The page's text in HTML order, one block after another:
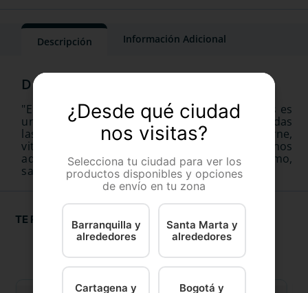
Descripción Información Adicional
"El Sabueso 18 Adulto X 1 K de Solla Mascotas es
una comida húmeda nutritiva e ideal para todas
las razas, con una deliciosa mezcla de carne,
vitaminas y minerales. Una delicia para felinos
adultos que proporciona un bienestar óptimo,
saludable y equilibrado."
TE RECOMENDAMOS
¿Desde qué ciudad
nos visitas?
Selecciona tu ciudad para ver los
productos disponibles y opciones
de envío en tu zona
Barranquilla y
alrededores
Santa Marta y
alrededores
Cartagena y
Bogotá y